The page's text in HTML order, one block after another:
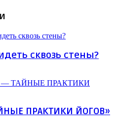
сквозь стены?
ПРАКТИКИ ЙОГОВ»